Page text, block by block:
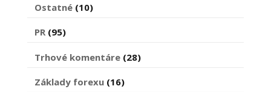
Ostatné(10)
PR(95)
Trhové komentáre(28)
Základy forexu(16)